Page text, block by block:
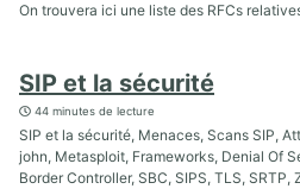
On trouvera ici une liste des RFCs
SIP et la sécurité
44 minutes de lecture
SIP et la sécurité, Menaces, Scans SIP,
john, Metasploit, Frameworks, Denial Of
Border Controller, SBC, SIPS, TLS, SRTP,